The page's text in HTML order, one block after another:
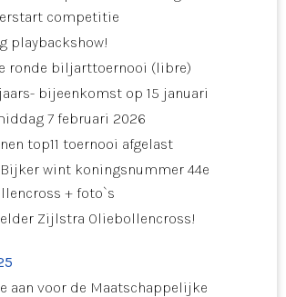
competitie
playbackshow!
ronde biljarttoernooi (libre)
bijeenkomst op 15 januari
7 februari 2026
top11 toernooi afgelast
wint koningsnummer 44e
+ foto`s
Zijlstra Oliebollencross!
aan voor de Maatschappelijke